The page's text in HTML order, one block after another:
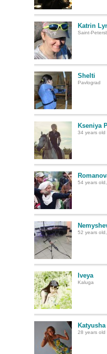
Katrin
Saint-
Shelti
Pavlograd
Kseniya
34 years old
54 years
52 years
Iveya
Kaluga
28 years old